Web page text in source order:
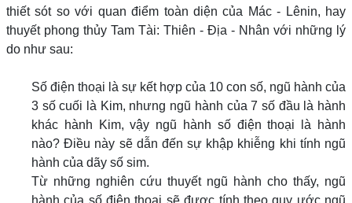
thiết sót so với quan điểm toàn diện của Mác - Lênin, hay
thuyết phong thủy Tam Tài: Thiên - Địa - Nhân với những lý
do như sau:
Số điện thoại là sự kết hợp của 10 con số, ngũ hành của
3 số cuối là Kim, nhưng ngũ hành của 7 số đầu là hành
khác hành Kim, vậy ngũ hành số điện thoại là hành
nào? Điều này sẽ dẫn đến sự khập khiễng khi tính ngũ
hành của dãy số sim.
Từ những nghiên cứu thuyết ngũ hành cho thấy, ngũ
hành của số điện thoại sẽ được tính theo quy ước ngũ